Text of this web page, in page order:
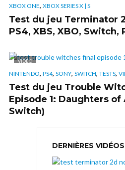
XBOX ONE, XBOX SERIES X | S
Test du jeu Terminator
PS4, XBS, XBO, Switch,
VIDÉO
NINTENDO, PS4, SONY, SWITCH, TESTS,
Test du jeu Trouble
Episode 1: Daughters of
Switch)
DERNIÈRES VIDÉOS